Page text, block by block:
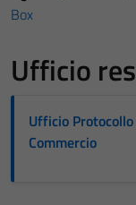
Box
Ufficio
Ufficio
Commercio